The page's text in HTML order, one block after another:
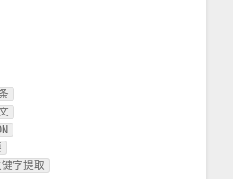
字提取